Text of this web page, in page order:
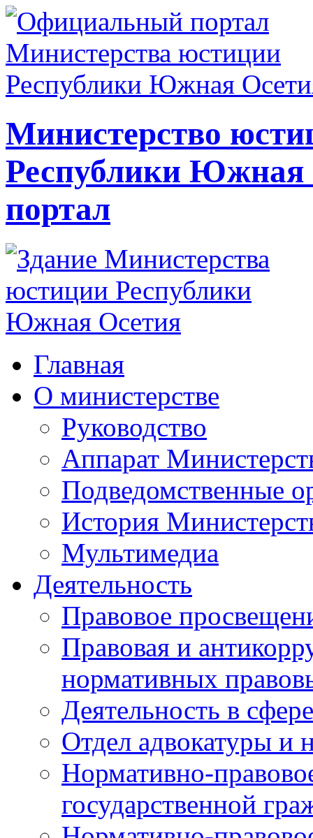
Министерство
Республики
портал
Главная
О министерстве
Руководство
Аппарат
Подведомственные
История
Мультимедиа
Деятельность
Правовое
Правовая и
нормативных
Деятельность в
Отдел адвокатуры и
Нормативно-
государственной